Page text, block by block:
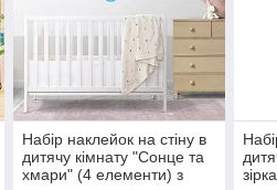
Набір наклейок на стіну в
дитячу кімнату "Сонце та
хмари" (4 елементи) з